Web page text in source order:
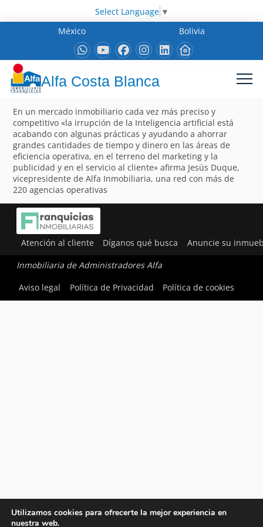
Select Language ▼
México
Bolivia
Alfa Costa Blanca
En un mercado inmobiliario cada vez más preciso y
competitivo «la irrupción de la Inteligencia artificial está
acabando con algunas prácticas y ayudando a ahorrar
grandes cantidades de tiempo y dinero en las áreas de
eficiencia operativa, en el terreno del marketing y la
publicidad y en el servicio al cliente» afirma Jesús Duque,
vicepresidente de Alfa Inmobiliaria, una red con más de
220 agencias operativas
Atención al cliente Díganos qué busca Anuncie su
Inmobiliaria de Administradores Alfa
Aviso legal
Política de Privacidad Política de cookies
Utilizamos cookies para ofrecerte la mejor experiencia en
nuestra web.